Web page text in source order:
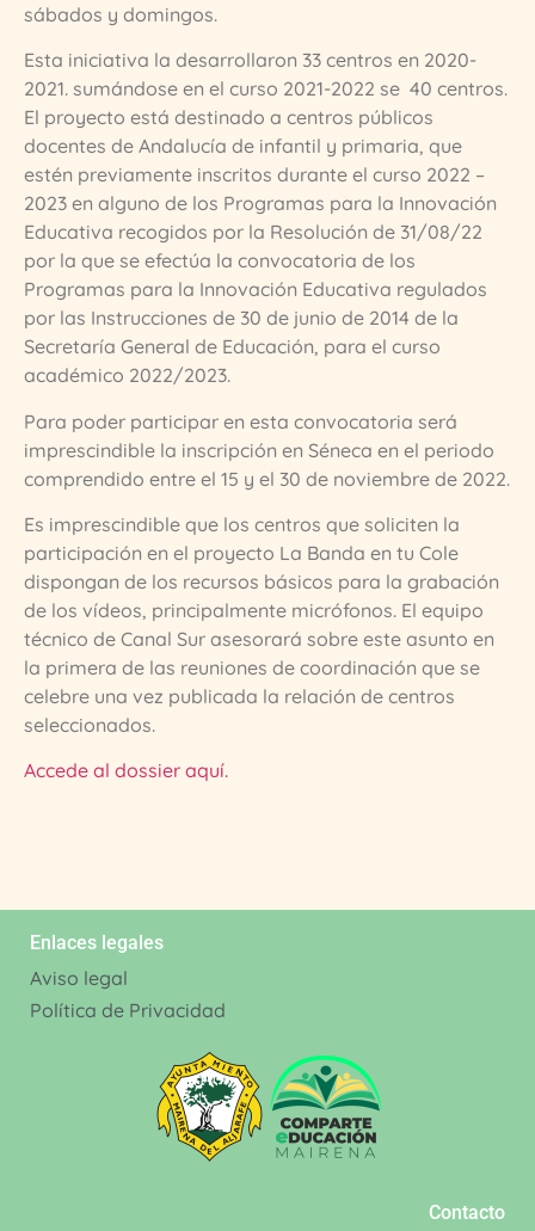
sábados y domingos.
Esta iniciativa la desarrollaron 33 centros en 2020-
2021. sumándose en el curso 2021-2022 se 40 centros.
El proyecto está destinado a centros públicos
docentes de Andalucía de infantil y primaria, que
estén previamente inscritos durante el curso 2022 –
2023 en alguno de los Programas para la Innovación
Educativa recogidos por la Resolución de 31/08/22
por la que se efectúa la convocatoria de los
Programas para la Innovación Educativa regulados
por las Instrucciones de 30 de junio de 2014 de la
Secretaría General de Educación, para el curso
académico 2022/2023.
Para poder participar en esta convocatoria será
imprescindible la inscripción en Séneca en el periodo
comprendido entre el 15 y el 30 de noviembre de 2022.
Es imprescindible que los centros que soliciten la
participación en el proyecto La Banda en tu Cole
dispongan de los recursos básicos para la grabación
de los vídeos, principalmente micrófonos. El equipo
técnico de Canal Sur asesorará sobre este asunto en
la primera de las reuniones de coordinación que se
celebre una vez publicada la relación de centros
seleccionados.
Accede al dossier aquí.
Enlaces legales
Aviso legal
Política de Privacidad
Contacto